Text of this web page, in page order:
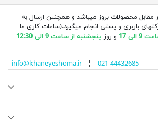
محصولات بروز میباشد و همچنین ارسال به
باربری و پستی انجام میگیرد.(ساعات کاری ما
17
و روز پنجشنبه از ساعت 9 الی 12:30
info@khaneyeshoma.ir¦ 021-44432685